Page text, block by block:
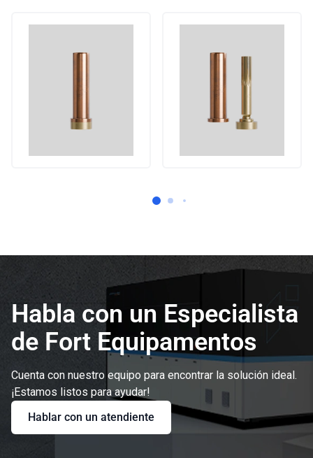
Habla con un Especialista
de Fort Equipamentos
Cuenta con nuestro equipo para encontrar la solución ideal.
¡Estamos listos para ayudar!
Hablar con un atendiente